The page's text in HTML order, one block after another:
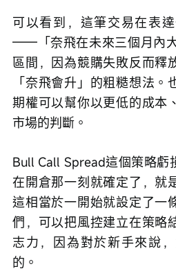
可以看到，這筆交易在表
——「奈飛在未來三個月內
區間，因為競購失敗反而釋
「奈飛會升」的粗糙想法。
期權可以幫你以更低的成本
市場的判斷。
Bull Call Spread這個策略虧
在開倉那一刻就確定了，就
這相當於一開始就設定了一
們，可以把風控建立在策略
志力，因為對於新手來說
的。